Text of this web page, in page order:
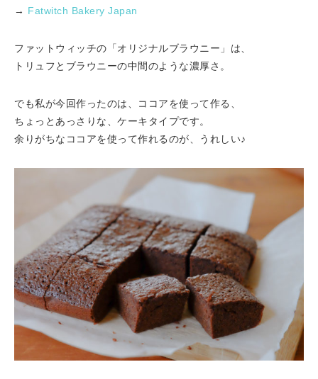
→ Fatwitch Bakery Japan
ファットウィッチの「オリジナルブラウニー」は、
トリュフとブラウニーの中間のような濃厚さ。
でも私が今回作ったのは、ココアを使って作る、
ちょっとあっさりな、ケーキタイプです。
余りがちなココアを使って作れるのが、うれしい♪